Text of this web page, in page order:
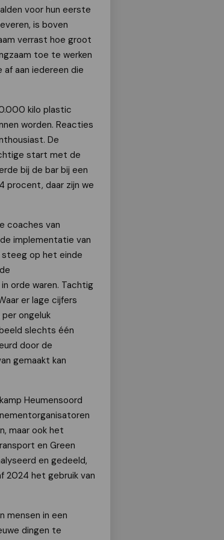
voor hun eerste
is boven
verrast hoe groot
toe te werken
aan iedereen die
kilo plastic
worden. Reacties
De
start met de
bij de bar bij een
procent, daar zijn we
coaches van
implementatie van
op het einde
orde waren. Tachtig
er lage cijfers
ongeluk
slechts één
door de
gemaakt kan
Heumensoord
maar ook het
en Green
en gedeeld,
2024 het gebruik van
mensen in een
dingen te